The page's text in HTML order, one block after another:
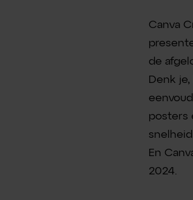
Canva
de
Denk
posters
En
2024.